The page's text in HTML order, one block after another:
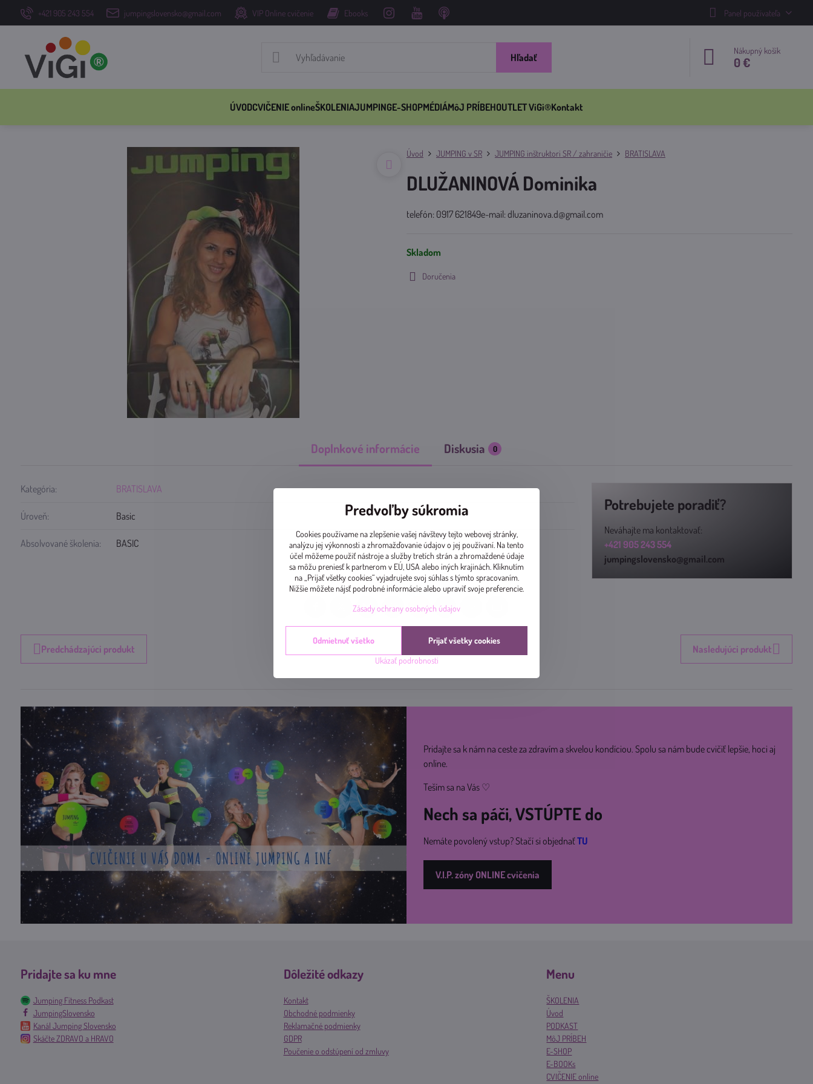
+421 905 243 554 jumpingslovensko@gmail.com VIP Online cvičenie Ebooks Panel používateľa
Hľadať
Nákupný košík
0 €
ÚVODCVIČENIE onlineŠKOLENIAJUMPINGE-SHOPMÉDIÁMôJ PRÍBEHOUTLET ViGi®Kontakt
Úvod JUMPING v SR JUMPING inštruktori SR / zahraničie BRATISLAVA
DLUŽANINOVÁ Dominika
telefón: 0917 621849e-mail: dluzaninova.d@gmail.com
Skladom
Doručenia
Doplnkové informácie Diskusia 0
Kategória: BRATISLAVA
Úroveň: Basic
Absolvované školenia: BASIC
Potrebujete poradiť?
Neváhajte ma kontaktovať:
+421 905 243 554
jumpingslovensko@gmail.com
TwitterBlueskyPinterestReddit LinkedIn
Predchádzajúci produkt Nasledujúci produkt
Pridajte sa k nám na ceste za zdravím a skvelou kondíciou. Spolu sa nám bude cvičiť lepšie, hoci aj
online.
Teším sa na Vás ♡
Nech sa páči, VSTÚPTE do
Nemáte povolený vstup? Stačí si objednaťTU
V.I.P. zóny ONLINE cvičenia
Pridajte sa ku mne
Jumping Fitness Podkast
JumpingSlovensko
Kanál Jumping Slovensko
Skáčte ZDRAVO a HRAVO
Dôležité odkazy
Kontakt
Obchodné podmienky
Reklamačné podmienky
GDPR
Poučenie o odstúpení od zmluvy
Menu
ŠKOLENIA
Úvod
PODKAST
MôJ PRÍBEH
E-SHOP
E-BOOKs
CVIČENIE online
Predvoľby súkromia
Cookies používame na zlepšenie vašej návštevy tejto webovej stránky,
analýzu jej výkonnosti a zhromažďovanie údajov o jej používaní. Na tento
účel môžeme použiť nástroje a služby tretích strán a zhromaždené údaje
sa môžu preniesť k partnerom v EÚ, USA alebo iných krajinách. Kliknutím
na „Prijať všetky cookies“ vyjadrujete svoj súhlas s týmto spracovaním.
Nižšie môžete nájsť podrobné informácie alebo upraviť svoje preferencie.
Zásady ochrany osobných údajov
Ukázať podrobnosti
Prijať všetky cookies
Odmietnuť všetko